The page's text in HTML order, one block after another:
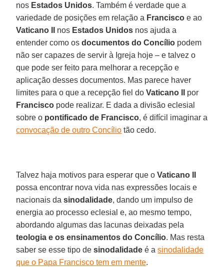
nos Estados Unidos. Também é verdade que a
variedade de posições em relação a Francisco e ao
Vaticano II
nos Estados Unidos nos ajuda a
entender como osdocumentos do Concílio podem
não ser capazes de servir à Igreja hoje – e talvez o
que pode ser feito para melhorar a recepção e
aplicação desses documentos. Mas parece haver
limites para o que a recepção fiel doVaticano II
por
Francisco pode realizar. E dada a divisão eclesial
sobre o pontificado de Francisco, é difícil imaginar a
convocação de outro Concílio tão cedo.
Talvez haja motivos para esperar que oVaticano II
possa encontrar nova vida nas expressões locais e
nacionais dasinodalidade, dando um impulso de
energia ao processo eclesial e, ao mesmo tempo,
abordando algumas das lacunas deixadas pela
teologia e os ensinamentos do Concílio. Mas resta
saber se esse tipo desinodalidade é asinodalidade
que o Papa Francisco tem em mente.